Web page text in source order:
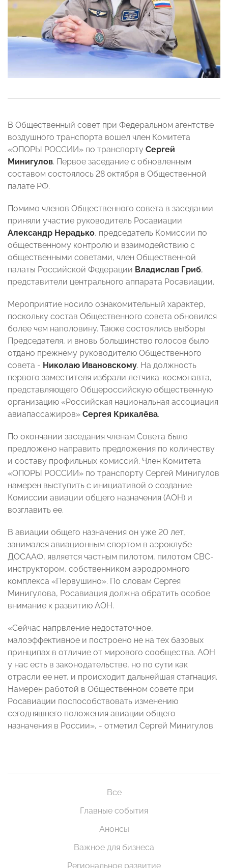
В Общественный совет при Федеральном агентстве
воздушного транспорта вошел член Комитета
«ОПОРЫ РОССИИ» по транспорту Сергей
Минигулов. Первое заседание с обновленным
составом состоялось 28 октября в Общественной
палате РФ.
Помимо членов Общественного совета в заседании
приняли участие руководитель Росавиации
Александр Нерадько, председатель Комиссии по
общественному контролю и взаимодействию с
общественными советами, член Общественной
палаты Российской Федерации Владислав Гриб,
представители центрального аппарата Росавиации.
Мероприятие носило ознакомительный характер,
поскольку состав Общественного совета обновился
более чем наполовину. Также состоялись выборы
Председателя, и вновь большинство голосов было
отдано прежнему руководителю Общественного
совета - Николаю Ивановскому. На должность
первого заместителя избрали летчика-космонавта,
представляющего Общероссийскую общественную
организацию «Российская национальная ассоциация
авиапассажиров» Сергея Крикалёва.
По окончании заседания членам Совета было
предложено направить предложения по количеству
и составу профильных комиссий. Член Комитета
«ОПОРЫ РОССИИ» по транспорту Сергей Минигулов
намерен выступить с инициативой о создание
Комиссии авиации общего назначения (АОН) и
возглавить ее.
В авиации общего назначения он уже 20 лет,
занимался авиационным спортом в аэроклубе
ДОСААФ, является частным пилотом, пилотом СВС-
инструктором, собственником аэродромного
комплекса «Первушино». По словам Сергея
Минигулова, Росавиация должна обратить особое
внимание к развитию АОН.
«Сейчас напрвление недостаточное,
малоэффективное и построено не на тех базовых
принципах в отличие от мирового сообщества. АОН
у нас есть в законодательстве, но по сути как
отрасли ее нет, и происходит дальнейшая стагнация.
Намерен работой в Общественном совете при
Росавиации поспособствовать изменению
сегодняшнего положения авиации общего
назначения в России», - отметил Сергей Минигулов.
Все
Главные события
Анонсы
Важное для бизнеса
Региональное развитие